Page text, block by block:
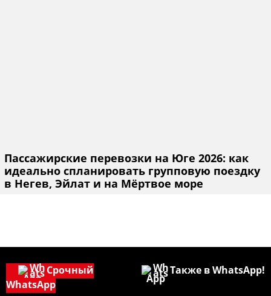
Пассажирские перевозки на Юге 2026: как
идеально спланировать групповую поездку
в Негев, Эйлат и на Мёртвое море
Также в WhatsApp!
Срочный
WhatsApp